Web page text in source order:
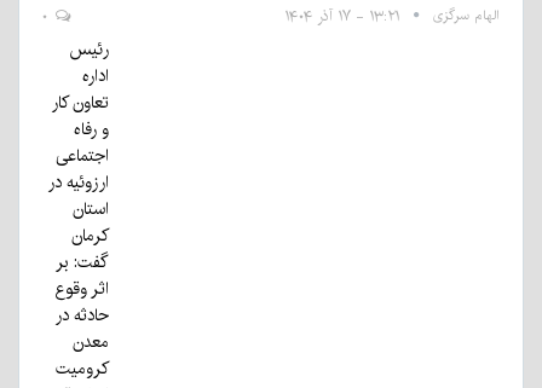
الهام سرگزی ۱۳:۲۱ - ۱۷ آذر ۱۴۰۴
رئیس
اداره
تعاون کار
و رفاه
اجتماعی
ارزوئیه در
استان
کرمان
گفت: بر
اثر وقوع
حادثه در
معدن
کرومیت